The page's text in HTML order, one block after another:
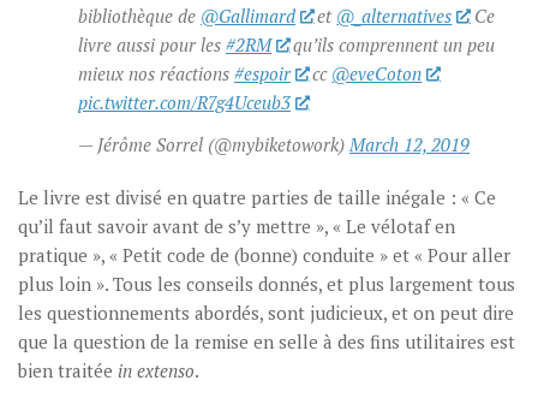
bibliothèque de ⁦ @Gallimard ⁩ et ⁦⁦ @_alternatives
⁩ Ce
livre aussi pour les #2RM
qu’ils comprennent un peu
mieux nos réactions #espoir cc ⁦ @eveCoton
pic.twitter.com/R7g4Uceub3
— Jérôme Sorrel (@mybiketowork)March 12, 2019
Le livre est divisé en quatre parties de taille inégale : « Ce
qu’il faut savoir avant de s’y mettre », « Le vélotaf en
pratique », « Petit code de (bonne) conduite » et « Pour aller
plus loin ». Tous les conseils donnés, et plus largement tous
les questionnements abordés, sont judicieux, et on peut dire
que la question de la remise en selle à des fins utilitaires est
bien traitée in extenso.